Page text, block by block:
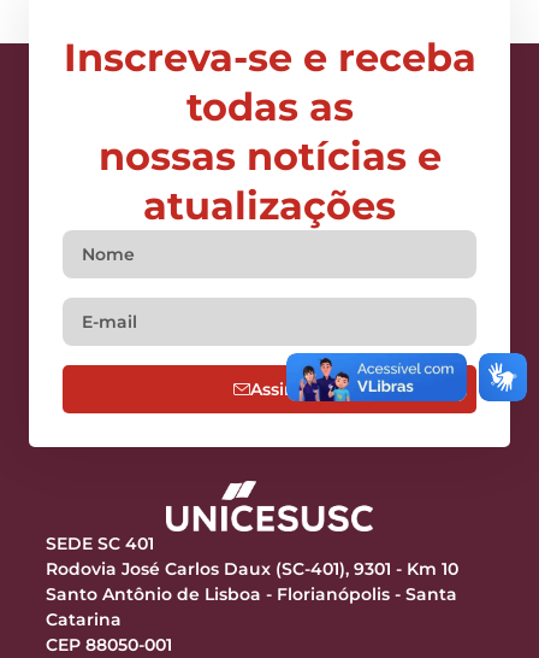
Inscreva-se e receba
todas as
nossas notícias e
atualizações
Assine
SEDE SC 401
Rodovia José Carlos Daux (SC-401), 9301 - Km 10
Santo Antônio de Lisboa - Florianópolis - Santa
Catarina
CEP 88050-001